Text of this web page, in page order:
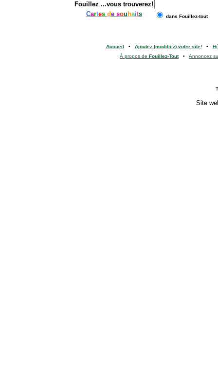
Fouillez ...vous trouverez!
Cartes de sou haits dans Fouillez-tout
Accueil • Ajoutez (modifiez) votre site!•
À propos de Fouillez-Tout• Annoncez
Site